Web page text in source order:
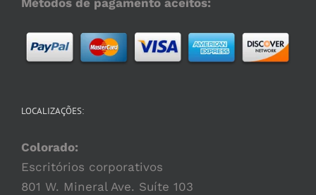
Métodos de pagamento aceitos:
LOCALIZAÇÕES:
Colorado:
Escritórios corporativos
801 W. Mineral Ave. Suíte 103